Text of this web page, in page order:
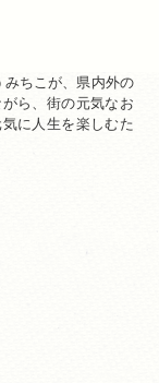
みちこが、県内外の
ら、街の元気なお
に人生を楽しむた